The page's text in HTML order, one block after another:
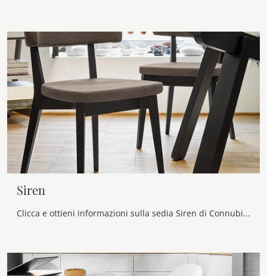
Siren
Clicca e ottieni informazioni sulla sedia Siren di Connubia in ecopelle: le più esclusive Sedie fisse moderne ti aspettano.